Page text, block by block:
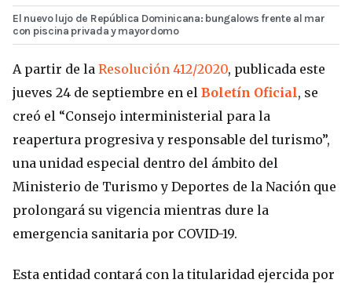
El nuevo lujo de República Dominicana: bungalows frente al mar
con piscina privada y mayordomo
A partir de la Resolución 412/2020, publicada este
jueves 24 de septiembre en el Boletín Oficial, se
creó el “Consejo interministerial para la
reapertura progresiva y responsable del turismo”,
una unidad especial dentro del ámbito del
Ministerio de Turismo y Deportes de la Nación que
prolongará su vigencia mientras dure la
emergencia sanitaria por COVID-19.
Esta entidad contará con la titularidad ejercida por